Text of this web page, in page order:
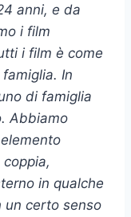
anni, e da
i film
i film è come
In
di famiglia
Abbiamo
in qualche
un certo senso